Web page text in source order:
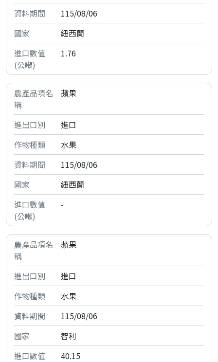
115/08/06
紐西蘭
1.76
蘋果
進口
水果
115/08/06
紐西蘭
-
蘋果
進口
水果
115/08/06
智利
40.15